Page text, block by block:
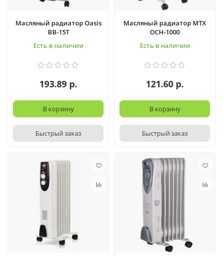
Масляный радиатор Oasis
BB-15T
Есть в наличии
193.89 р.
В корзину
Быстрый заказ
Масляный радиатор MTX
OCH-1000
Есть в наличии
121.60 р.
В корзину
Быстрый заказ